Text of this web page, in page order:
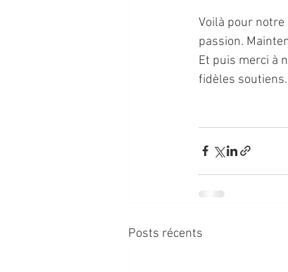
Voilà pour notre
passion.
Et puis merci à
fidèles soutiens.
Posts récents